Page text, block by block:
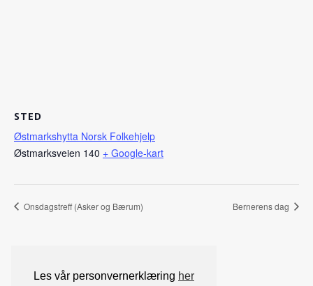
Les vår personvernerklæring her
STED
Østmarkshytta Norsk Folkehjelp
Østmarksveien 140 + Google-kart
Onsdagstreff (Asker og Bærum) Bernerens dag